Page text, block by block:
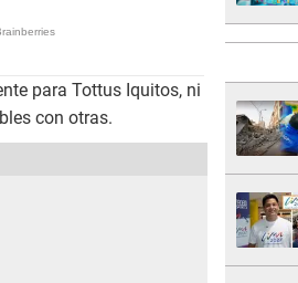
para Tottus Iquitos, ni
con otras.